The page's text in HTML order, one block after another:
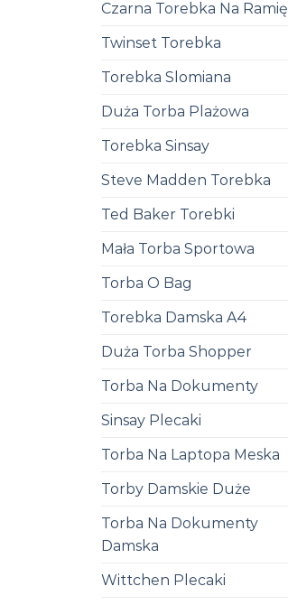
Czarna Torebka Na Ramię
Twinset Torebka
Torebka Slomiana
Duża Torba Plażowa
Torebka Sinsay
Steve Madden Torebka
Ted Baker Torebki
Mała Torba Sportowa
Torba O Bag
Torebka Damska A4
Duża Torba Shopper
Torba Na Dokumenty
Sinsay Plecaki
Torba Na Laptopa Meska
Torby Damskie Duże
Torba Na Dokumenty
Damska
Wittchen Plecaki